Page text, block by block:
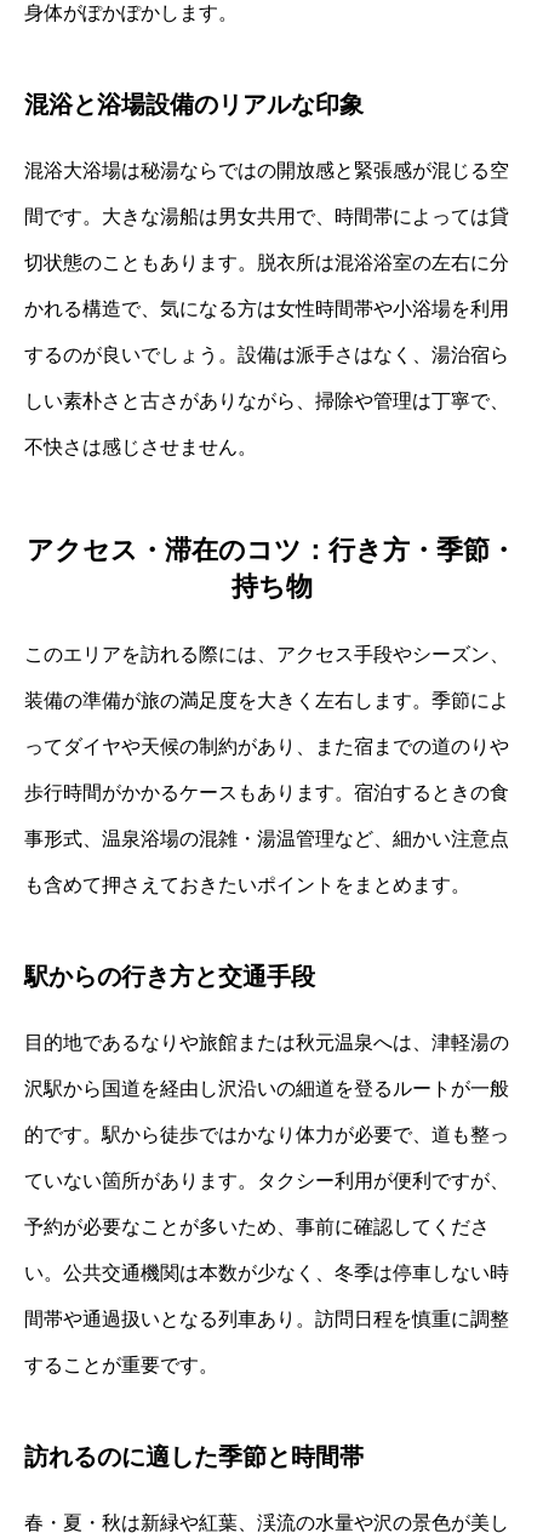
身体がぽかぽかします。
混浴と浴場設備のリアルな印象
混浴大浴場は秘湯ならではの開放感と緊張感が混じる空
間です。大きな湯船は男女共用で、時間帯によっては貸
切状態のこともあります。脱衣所は混浴浴室の左右に分
かれる構造で、気になる方は女性時間帯や小浴場を利用
するのが良いでしょう。設備は派手さはなく、湯治宿ら
しい素朴さと古さがありながら、掃除や管理は丁寧で、
不快さは感じさせません。
アクセス・滞在のコツ：行き方・季節・
持ち物
このエリアを訪れる際には、アクセス手段やシーズン、
装備の準備が旅の満足度を大きく左右します。季節によ
ってダイヤや天候の制約があり、また宿までの道のりや
歩行時間がかかるケースもあります。宿泊するときの食
事形式、温泉浴場の混雑・湯温管理など、細かい注意点
も含めて押さえておきたいポイントをまとめます。
駅からの行き方と交通手段
目的地であるなりや旅館または秋元温泉へは、津軽湯の
沢駅から国道を経由し沢沿いの細道を登るルートが一般
的です。駅から徒歩ではかなり体力が必要で、道も整っ
ていない箇所があります。タクシー利用が便利ですが、
予約が必要なことが多いため、事前に確認してくださ
い。公共交通機関は本数が少なく、冬季は停車しない時
間帯や通過扱いとなる列車あり。訪問日程を慎重に調整
することが重要です。
訪れるのに適した季節と時間帯
春・夏・秋は新緑や紅葉、渓流の水量や沢の景色が美し